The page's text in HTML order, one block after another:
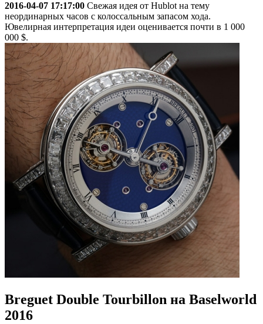
2016-04-07 17:17:00 Свежая идея от Hublot на тему
неординарных часов с колоссальным запасом хода.
Ювелирная интерпретация идеи оценивается почти в 1 000
000 $.
Breguet Double Tourbillon на Baselworld
2016